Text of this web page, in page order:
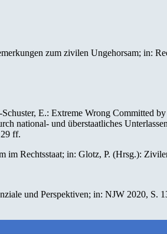
zum zivilen Ungehorsam; in:
E.: Extreme Wrong
national- und überstaatliches
ff.
im Rechtsstaat; in: Glotz, P. (Hrsg.):
und Perspektiven; in: NJW 2020, S.